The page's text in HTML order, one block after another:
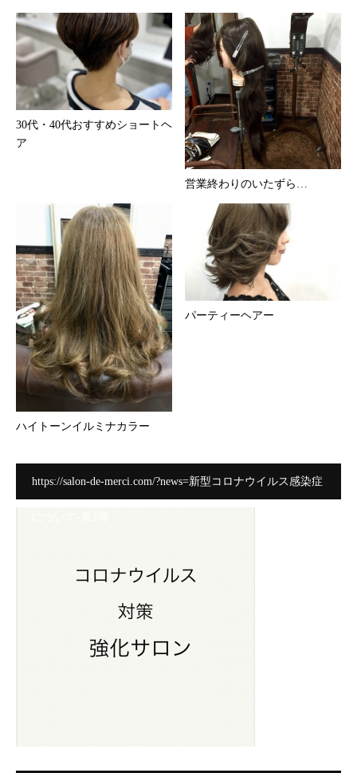
30代・40代おすすめショートヘ
ア
営業終わりのいたずら…
ハイトーンイルミナカラー
パーティーヘアー
https://salon-de-merci.com/?news=新型コロナウイルス感染症